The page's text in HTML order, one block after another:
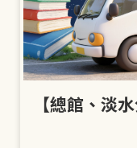
【總館、淡